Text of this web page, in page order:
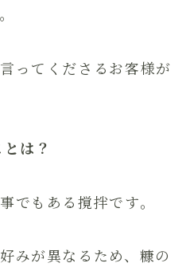
ってくださるお客様が
は？
でもある撹拌です。
みが異なるため、糠の